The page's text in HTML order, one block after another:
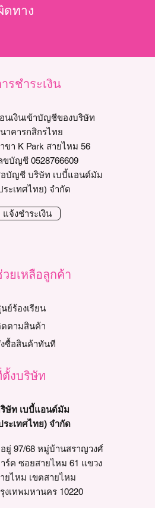
ดทาง
รชำระเงิน
นเงินเข้าบัญชีของบริษัท
าคารกสิกรไทย
ขา K Park สายไหม 56
ขบัญชี 0528766609
บัญชี บริษัท เบบี้แอนด์มัม
ระเทศไทย) จำกัด
แจ้งชำระเงิน
ยเหลือลูกค้า
ย์ร้องเรียน
ตามสินค้า
ซื้อสินค้าทันที
งบริษัท
ษัท เบบี้แอนด์มัม
ระเทศไทย) จำกัด
ยู่ 97/68 หมู่บ้านสราญวงศ์
ร์ค ซอยสายไหม 61 แขวง
ยไหม เขตสายไหม
งเทพมหานคร 10220